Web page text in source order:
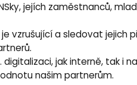
jejích zaměstnanců,
vzrušující a sledovat jejich
jak interně, tak i
našim partnerům.